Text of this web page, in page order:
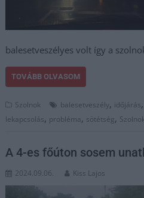
balesetveszélyes volt így a
TOVÁBB OLVASOM
Szolnok balesetveszély, időjárás,
lekapcsolás, probléma, sötétség,
A 4-es főúton sosem
2024.09.06. Kiss Lajos